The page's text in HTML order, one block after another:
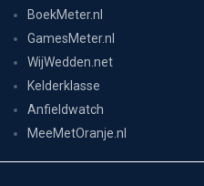
BoekMeter.nl
GamesMeter.nl
WijWedden.net
Kelderklasse
Anfieldwatch
MeeMetOranje.nl